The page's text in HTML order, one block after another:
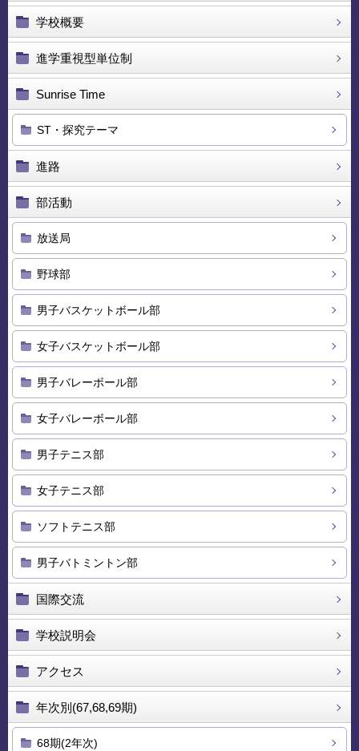
学校概要
進学重視型単位制
Sunrise Time
ST・探究テーマ
進路
部活動
放送局
野球部
男子バスケットボール部
女子バスケットボール部
男子バレーボール部
女子バレーボール部
男子テニス部
女子テニス部
ソフトテニス部
男子バトミントン部
国際交流
学校説明会
アクセス
年次別(67,68,69期)
68期(2年次)